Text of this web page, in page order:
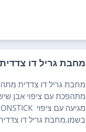
מחבת גריל דו
מחבת גריל דו צדדית